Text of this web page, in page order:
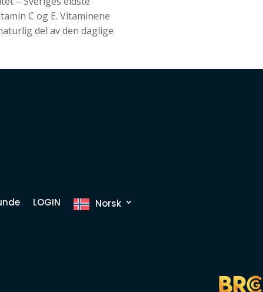
C og E. Vitaminene
del av den daglige
LOGIN Norsk